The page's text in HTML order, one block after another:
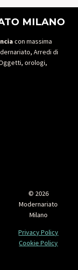
MILANO
con massima
Arredi di
orologi,
© 2026
Modernariato
Milano
Privacy Policy
Cookie Policy